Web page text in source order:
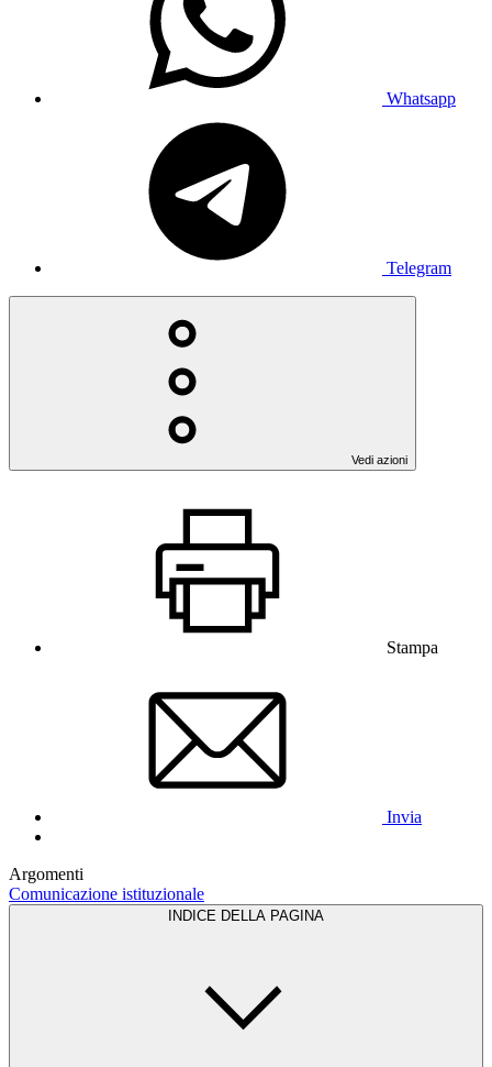
Whatsapp
Telegram
Vedi azioni
Stampa
Invia
Argomenti
Comunicazione istituzionale
INDICE DELLA PAGINA